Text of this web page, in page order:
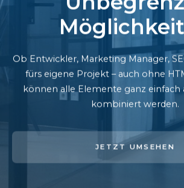
Ob Entwickler, Marketing Manager,
fürs eigene Projekt – auch ohne
können alle Elemente ganz einfach
kombiniert werden.
JETZT UMSEHEN